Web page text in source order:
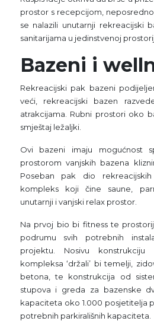
prostor s recepcijom,
se nalazili unutarnji rekreacijski
sanitarijama u jedinstvenoj
Bazeni i
Rekreacijski pak bazeni
veći, rekreacijski bazen
atrakcijama. Rubni prostori oko
smještaj ležaljki.
Ovi bazeni imaju mogućnost
prostorom vanjskih bazena
Poseban pak dio
kompleks koji čine saune,
unutarnji i vanjski relax prostor.
Na prvoj bio bi fitness te
podrumu svih potrebnih
projektu. Nosivu konstrukciju
kompleksa ‘držali’ bi temelji,
betona, te konstrukcija od
stupova i greda za bazenske
kapaciteta oko 1.000 posjetitelja
potrebnih parkirališnih kapaciteta.